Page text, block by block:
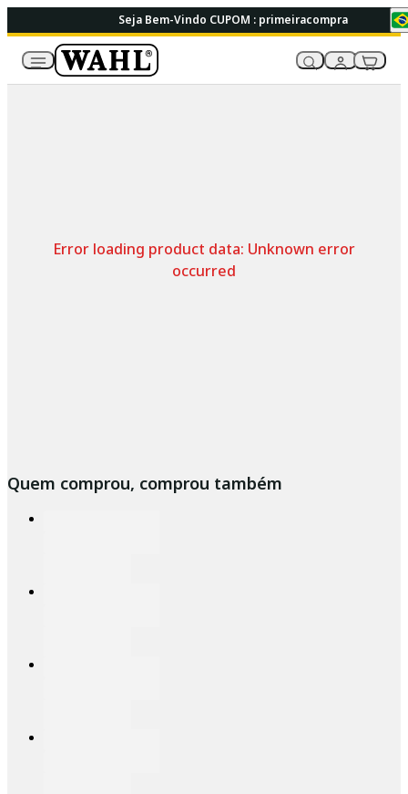
Seja Bem-Vindo CUPOM : primeiracompra
Error loading product data: Unknown error
occurred
Quem comprou, comprou também